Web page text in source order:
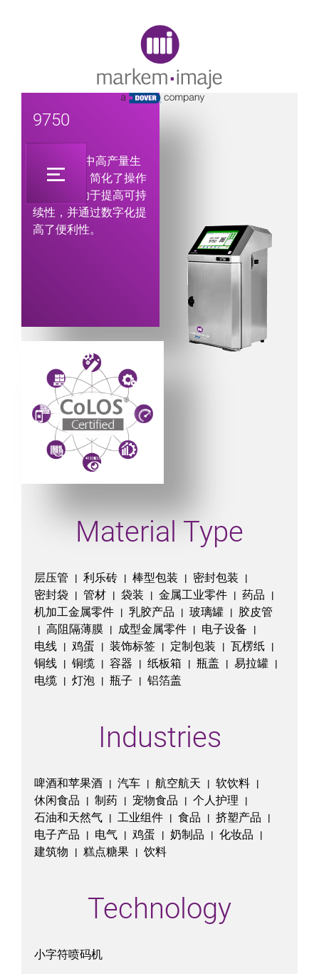
9750
9750 专为中高产量生
产线设计，简化了操作
使用，有助于提高可持
续性，并通过数字化提
高了便利性。
Material Type
层压管 | 利乐砖 | 棒型包装 | 密封包装 |
密封袋 | 管材 | 袋装 | 金属工业零件 | 药品 |
机加工金属零件 | 乳胶产品 | 玻璃罐 | 胶皮管
| 高阻隔薄膜 | 成型金属零件 | 电子设备 |
电线 | 鸡蛋 | 装饰标签 | 定制包装 | 瓦楞纸 |
铜线 | 铜缆 | 容器 | 纸板箱 | 瓶盖 | 易拉罐 |
电缆 | 灯泡 | 瓶子 | 铝箔盖
Industries
啤酒和苹果酒 | 汽车 | 航空航天 | 软饮料 |
休闲食品 | 制药 | 宠物食品 | 个人护理 |
石油和天然气 | 工业组件 | 食品 | 挤塑产品 |
电子产品 | 电气 | 鸡蛋 | 奶制品 | 化妆品 |
建筑物 | 糕点糖果 | 饮料
Technology
小字符喷码机